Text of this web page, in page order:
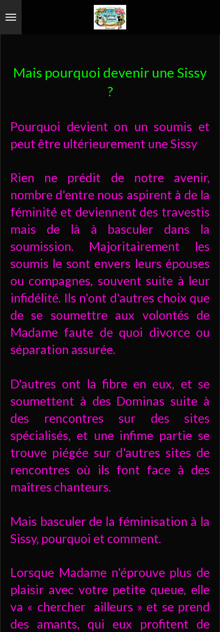
Passer
Mais pourquoi devenir une Sissy
?
Pourquoi devient on un soumis et
peut être ultérieurement une Sissy
Rien ne prédit de notre avenir,
nombre d'entre nous aspirent à de la
féminité et deviennent des travestis
mais de là à basculer dans la
soumission. Majoritairement les
soumis le sont envers leurs épouses
ou compagnes, souvent suite à leur
infidélité. Ils n'ont d'autres choix que
de se soumettre aux volontés de
Madame faute de quoi divorce ou
séparation assurée.
D'autres ont la fibre en eux, et se
soumettent à des Dominas suite à
des rencontres sur des sites
spécialisés, et une infime partie se
trouve piégée sur d'autres sites de
rencontres où ils font face à des
maîtres chanteurs.
Mais basculer de la féminisation à la
Sissy, pourquoi et comment.
Lorsque Madame n'éprouve plus de
plaisir avec votre petite queue, elle
va « chercher ailleurs » et se prend
des amants, qui eux profitent de